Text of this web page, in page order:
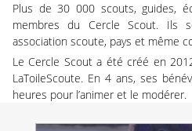
Plus de 30 000 scouts, guides,
membres du Cercle Scout. Ils
association scoute, pays et même
Le Cercle Scout a été créé en
LaToileScoute. En 4 ans, ses
heures pour l’animer et le modérer.